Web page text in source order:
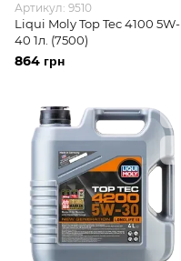
Артикул: 9510
Liqui Moly Top Tec 4100 5W-
40 1л. (7500)
864 грн